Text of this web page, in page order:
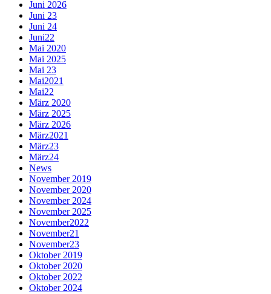
Juni 2026
Juni 23
Juni 24
Juni22
Mai 2020
Mai 2025
Mai 23
Mai2021
Mai22
März 2020
März 2025
März 2026
März2021
März23
März24
News
November 2019
November 2020
November 2024
November 2025
November2022
November21
November23
Oktober 2019
Oktober 2020
Oktober 2022
Oktober 2024